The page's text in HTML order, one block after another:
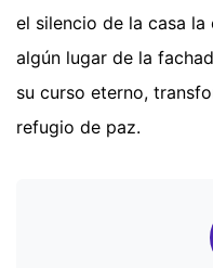
el silencio de la casa la
algún lugar de la
su curso eterno,
refugio de paz.